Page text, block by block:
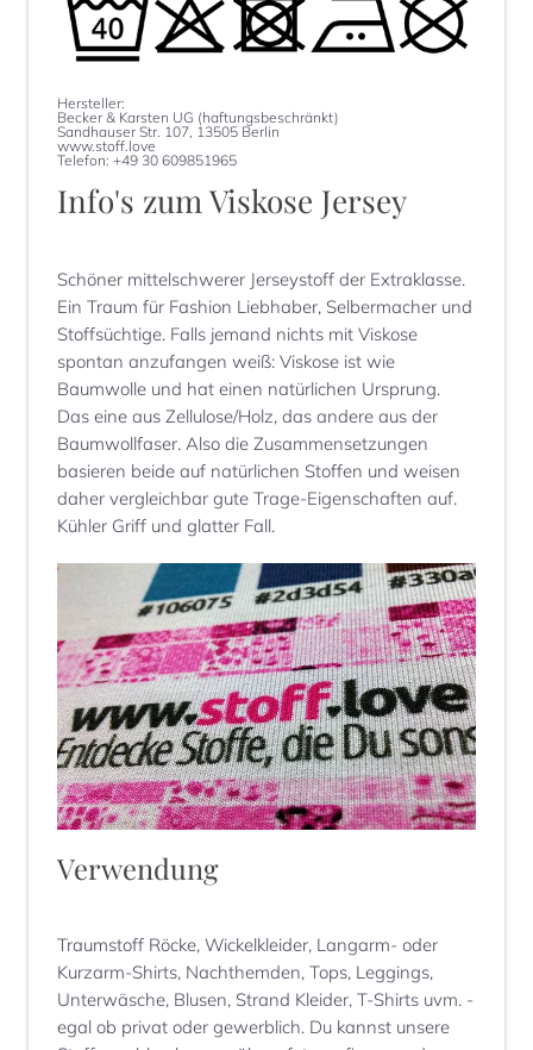
Hersteller:
Becker & Karsten UG (haftungsbeschränkt)
Sandhauser Str. 107, 13505 Berlin
www.stoff.love
Telefon: +49 30 609851965
Info's zumViskose Jersey
Schöner mittelschwerer Jerseystoff der Extraklasse.
Ein Traum für Fashion Liebhaber, Selbermacher und
Stoffsüchtige. Falls jemand nichts mit Viskose
spontan anzufangen weiß: Viskose ist wie
Baumwolle und hat einen natürlichen Ursprung.
Das eine aus Zellulose/Holz, das andere aus der
Baumwollfaser. Also die Zusammensetzungen
basieren beide auf natürlichen Stoffen und weisen
daher vergleichbar gute Trage-Eigenschaften auf.
Kühler Griff und glatter Fall.
Verwendung
Traumstoff Röcke, Wickelkleider, Langarm- oder
Kurzarm-Shirts, Nachthemden, Tops, Leggings,
Unterwäsche, Blusen, Strand Kleider, T-Shirts uvm. -
egal ob privat oder gewerblich. Du kannst unsere